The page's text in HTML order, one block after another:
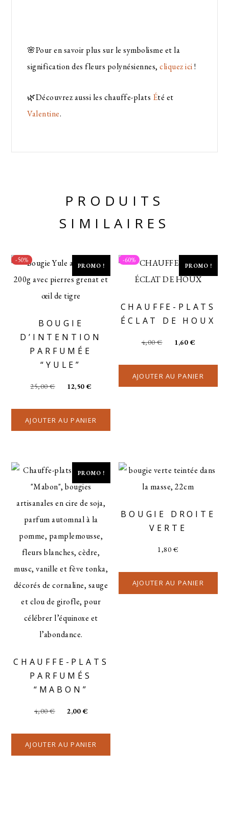
🌸Pour en savoir plus sur le symbolisme et la
signification des fleurs polynésiennes,cliquez ici!
🌿Découvrez aussi les chauffe-plats Été et
Valentine.
PRODUITS
SIMILAIRES
PROMO !
-50%
BOUGIE
D’INTENTION
PARFUMÉE
“YULE”
25,00€ 12,50€
AJOUTER AU PANIER
PROMO !
-60%
CHAUFFE-PLATS
ÉCLAT DE HOUX
4,00€ 1,60€
AJOUTER AU PANIER
PROMO !
CHAUFFE-PLATS
PARFUMÉS
“MABON”
4,00€ 2,00€
AJOUTER AU PANIER
BOUGIE DROITE
VERTE
1,80€
AJOUTER AU PANIER